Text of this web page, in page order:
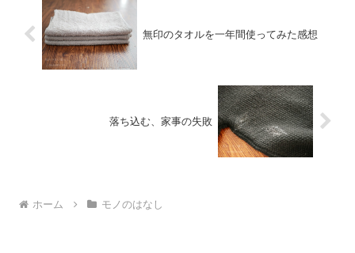
無印のタオルを一年間使ってみた感想
落ち込む、家事の失敗
ホーム モノのはなし